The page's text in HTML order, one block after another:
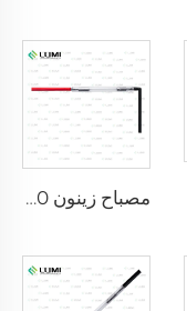
مصباح زينون IPL P1541 – 9×45×100 مم